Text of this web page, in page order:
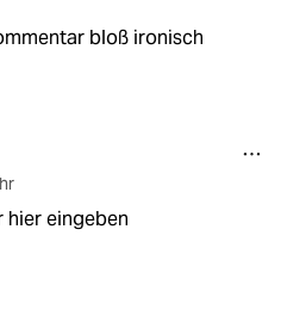
bloß ironisch
hier eingeben